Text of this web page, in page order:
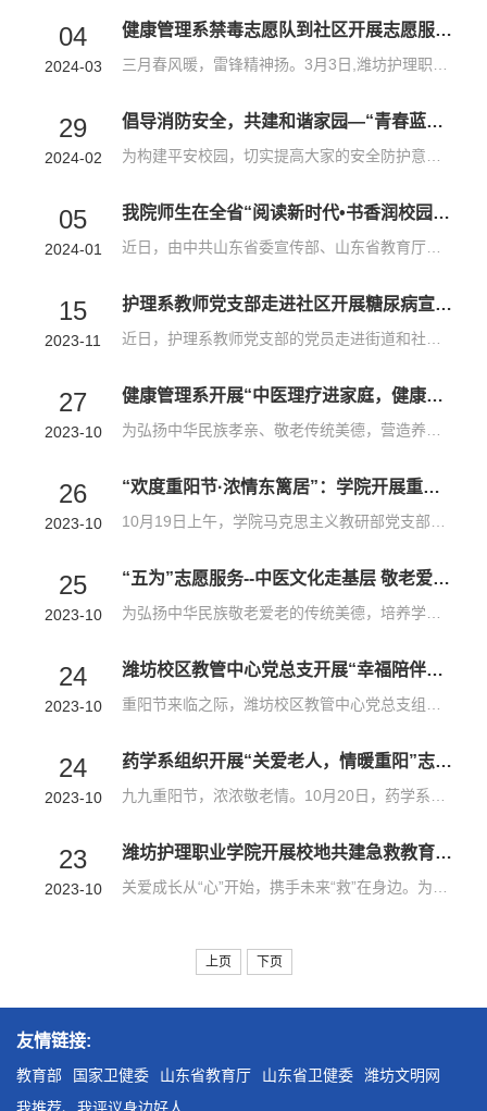
04
2024-03
健康管理系禁毒志愿队到社区开展志愿服务活动
29
2024-02
倡导消防安全，共建和谐家园—“青春蓝焰”大学生消防志愿服务队在行动
05
2024-01
我院师生在全省“阅读新时代•书香润校园”阅读活动中荣获佳绩
15
2023-11
护理系教师党支部走进社区开展糖尿病宣教活动
27
2023-10
健康管理系开展“中医理疗进家庭，健康服务暖人心”志愿服务活动
26
2023-10
“欢度重阳节·浓情东篱居”：学院开展重阳节慰问演出活动
25
2023-10
“五为”志愿服务--中医文化走基层 敬老爱老送健康
24
2023-10
潍坊校区教管中心党总支开展“幸福陪伴茱萸行”双报到活动
24
2023-10
药学系组织开展“关爱老人，情暖重阳”志愿服务活动
23
2023-10
潍坊护理职业学院开展校地共建急救教育培训
上页 下页
友情链接:
教育部 国家卫健委 山东省教育厅 山东省卫健委
潍坊文明网